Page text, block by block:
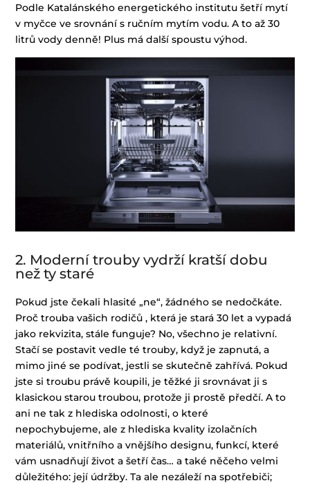
Podle Katalánského energetického institutu šetří mytí
v myčce ve srovnání s ručním mytím vodu. A to až 30
litrů vody denně! Plus má další spoustu výhod.
2. Moderní trouby vydrží kratší dobu
než ty staré
Pokud jste čekali hlasité „ne“, žádného se nedočkáte.
Proč trouba vašich rodičů , která je stará 30 let a vypadá
jako rekvizita, stále funguje? No, všechno je relativní.
Stačí se postavit vedle té trouby, když je zapnutá, a
mimo jiné se podívat, jestli se skutečně zahřívá. Pokud
jste si troubu právě koupili, je těžké ji srovnávat ji s
klasickou starou troubou, protože ji prostě předčí. A to
ani ne tak z hlediska odolnosti, o které
nepochybujeme, ale z hlediska kvality izolačních
materiálů, vnitřního a vnějšího designu, funkcí, které
vám usnadňují život a šetří čas… a také něčeho velmi
důležitého: její údržby. Ta ale nezáleží na spotřebiči;